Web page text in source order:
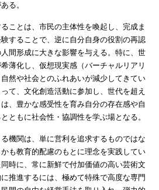
る。
ことは、市民の主体性を喚起し、完成ま
することで、逆に自分自身の役割の再認
間形成に大きな影響を与える。特に、世
薄化し、仮想現実感（バーチャルリアリ
然や社会とのふれあいが減少してきてい
て、文化創造活動に参加し、世代を超え
、豊かな感受性を育み自分の存在感や自
ともに社会性・協調性を学ぶ場となる。
機関は、単に営利を追求するものではな
も教育的配慮のもとに理念を実践してい
時に、常に新鮮で付加価値の高い芸術文
推進するには、極めて特殊で高度な専門